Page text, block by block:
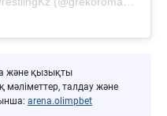
және қызықты
талдау және
arena.olimpbet